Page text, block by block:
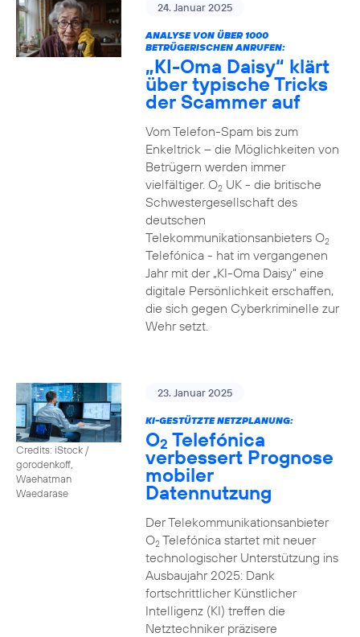
24. Januar 2025
ANALYSE VON ÜBER 1000
BETRÜGERISCHEN ANRUFEN:
„KI-Oma Daisy“ klärt
über typische Tricks
der Scammer auf
Vom Telefon-Spam bis zum
Enkeltrick – die Möglichkeiten von
Betrügern werden immer
vielfältiger. O2UK - die britische
Schwestergesellschaft des
deutschen
Telekommunikationsanbieters O2
Telefónica - hat im vergangenen
Jahr mit der „KI-Oma Daisy“ eine
digitale Persönlichkeit erschaffen,
die sich gegen Cyberkriminelle zur
Wehr setzt.
Credits: iStock /
gorodenkoff,
Waehatman
Waedarase
23. Januar 2025
KI-GESTÜTZTE NETZPLANUNG:
O2 Telefónica
verbessert Prognose
mobiler
Datennutzung
Der Telekommunikationsanbieter
O2Telefónica startet mit neuer
technologischer Unterstützung ins
Ausbaujahr 2025: Dank
fortschrittlicher Künstlicher
Intelligenz (KI) treffen die
Netztechniker präzisere